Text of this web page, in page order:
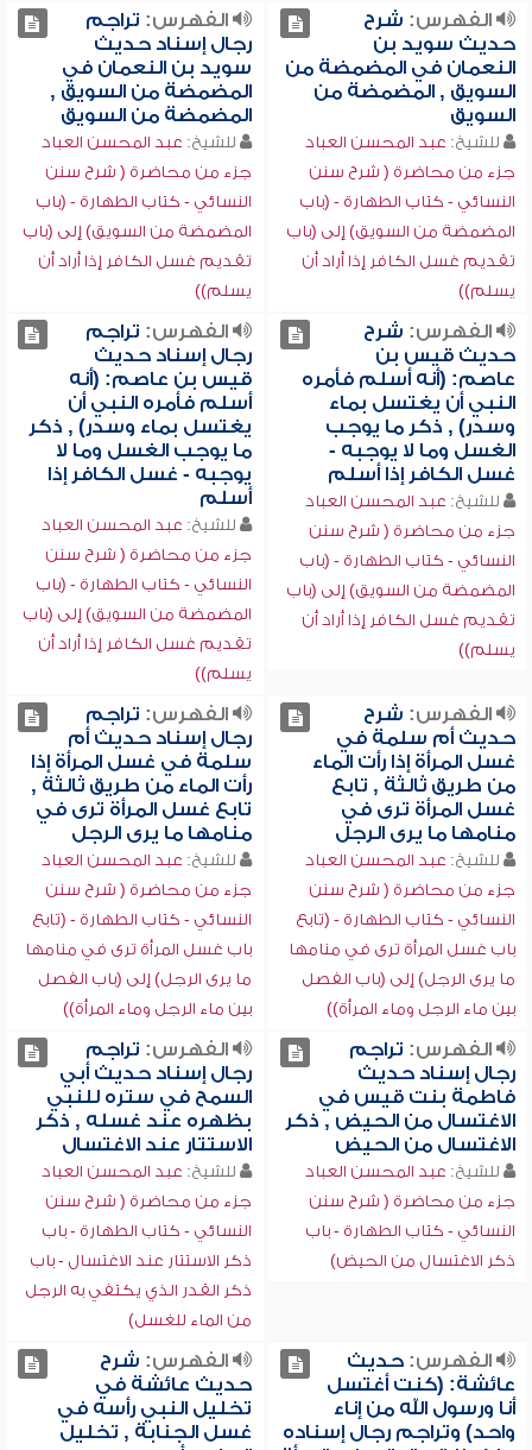
الفهرس: شرح
حديث سويد بن
النعمان في المضمضة من
السويق , المضمضة من
السويق
للشيخ: عبد المحسن العباد
جزء من محاضرة ( شرح سنن
النسائي - كتاب الطهارة - (باب
المضمضة من السويق) إلى (باب
تقديم غسل الكافر إذا أراد أن
يسلم))
الفهرس: تراجم
رجال إسناد حديث
سويد بن النعمان في
المضمضة من السويق ,
المضمضة من السويق
للشيخ: عبد المحسن العباد
جزء من محاضرة ( شرح سنن
النسائي - كتاب الطهارة - (باب
المضمضة من السويق) إلى (باب
تقديم غسل الكافر إذا أراد أن
يسلم))
الفهرس: شرح
حديث قيس بن
عاصم: (أنه أسلم فأمره
النبي أن يغتسل بماء
وسدر) , ذكر ما يوجب
الغسل وما لا يوجبه -
غسل الكافر إذا أسلم
للشيخ: عبد المحسن العباد
جزء من محاضرة ( شرح سنن
النسائي - كتاب الطهارة - (باب
المضمضة من السويق) إلى (باب
تقديم غسل الكافر إذا أراد أن
يسلم))
الفهرس: تراجم
رجال إسناد حديث
قيس بن عاصم: (أنه
أسلم فأمره النبي أن
يغتسل بماء وسدر) , ذكر
ما يوجب الغسل وما لا
يوجبه - غسل الكافر إذا
أسلم
للشيخ: عبد المحسن العباد
جزء من محاضرة ( شرح سنن
النسائي - كتاب الطهارة - (باب
المضمضة من السويق) إلى (باب
تقديم غسل الكافر إذا أراد أن
يسلم))
الفهرس: شرح
حديث أم سلمة في
غسل المرأة إذا رأت الماء
من طريق ثالثة , تابع
غسل المرأة ترى في
منامها ما يرى الرجل
للشيخ: عبد المحسن العباد
جزء من محاضرة ( شرح سنن
النسائي - كتاب الطهارة - (تابع
باب غسل المرأة ترى في منامها
ما يرى الرجل) إلى (باب الفصل
بين ماء الرجل وماء المرأة))
الفهرس: تراجم
رجال إسناد حديث أم
سلمة في غسل المرأة إذا
رأت الماء من طريق ثالثة ,
تابع غسل المرأة ترى في
منامها ما يرى الرجل
للشيخ: عبد المحسن العباد
جزء من محاضرة ( شرح سنن
النسائي - كتاب الطهارة - (تابع
باب غسل المرأة ترى في منامها
ما يرى الرجل) إلى (باب الفصل
بين ماء الرجل وماء المرأة))
الفهرس: تراجم
رجال إسناد حديث
فاطمة بنت قيس في
الاغتسال من الحيض , ذكر
الاغتسال من الحيض
للشيخ: عبد المحسن العباد
جزء من محاضرة ( شرح سنن
النسائي - كتاب الطهارة - باب
ذكر الاغتسال من الحيض)
الفهرس: تراجم
رجال إسناد حديث أبي
السمح في ستره للنبي
بظهره عند غسله , ذكر
الاستتار عند الاغتسال
للشيخ: عبد المحسن العباد
جزء من محاضرة ( شرح سنن
النسائي - كتاب الطهارة - باب
ذكر الاستتار عند الاغتسال - باب
ذكر القدر الذي يكتفي به الرجل
من الماء للغسل)
الفهرس:حديث
عائشة: (كنت أغتسل
أنا ورسول الله من إناء
واحد) وتراجم رجال إسناده
الفهرس: شرح
حديث عائشة في
تخليل النبي رأسه في
غسل الجنابة , تخليل